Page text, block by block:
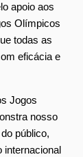
apoio aos
Olímpicos
todas as
eficácia e
Jogos
nosso
público,
internacional